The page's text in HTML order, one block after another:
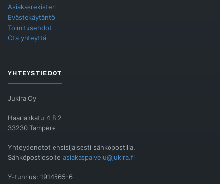
Asiakasrekisteri
Evästekäytäntö
Toimitusehdot
Ota yhteyttä
YHTEYSTIEDOT
Jukira Oy
Haarlankatu 4 B 2
33230 Tampere
Yhteydenotot ensisijaisesti sähköpostilla.
Sähköpostiosoite asiakaspalvelu@jukira.fi
Y-tunnus: 1914565-6